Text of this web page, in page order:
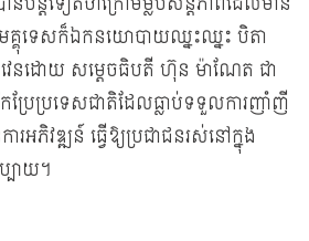
គុទេសក៏ឯកនយោបាយឈ្នះឈ្នះ បិតា
វេនដោយ សម្ដេចធិបតី ហ៊ុន ម៉ាណែត ជា
ែប្រែប្រទេសជាតិដែលធ្លាប់ទទួលការញាំញី
រអភិវឌ្ឍន៍ ធ្វើឱ្យប្រជាជនរស់នៅក្នុង
បាយ។